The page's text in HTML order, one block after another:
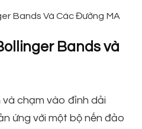
Bands Và Các Đường MA
Bands và
chạm vào đỉnh dải
ứng với một bộ nến đảo